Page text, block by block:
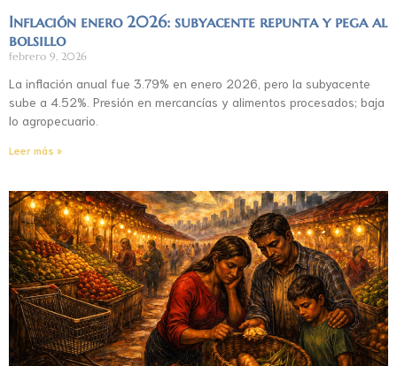
Inflación enero 2026: subyacente repunta y pega al
bolsillo
febrero 9, 2026
La inflación anual fue 3.79% en enero 2026, pero la subyacente
sube a 4.52%. Presión en mercancías y alimentos procesados; baja
lo agropecuario.
Leer más »